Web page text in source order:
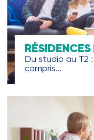
Du studio au T2
compris...